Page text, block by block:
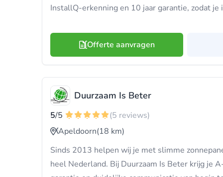
InstallQ-erkenning en 10 jaar garantie, zodat
Offerte aanvragen
Duurzaam Is Beter
5/5
(5 reviews)
Apeldoorn(18 km)
Sinds 2013 helpen wij je met slimme
heel Nederland. Bij Duurzaam Is Beter krijg je